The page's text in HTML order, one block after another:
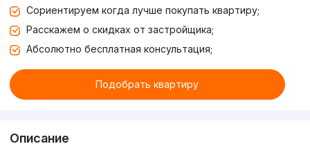
Сориентируем когда лучше покупать квартиру;
Расскажем о скидках от застройщика;
Абсолютно бесплатная консультация;
Подобрать квартиру
Описание